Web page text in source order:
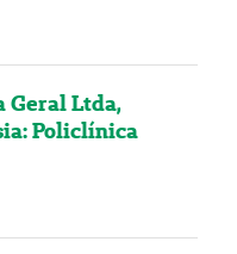
Geral Ltda,
Policlínica